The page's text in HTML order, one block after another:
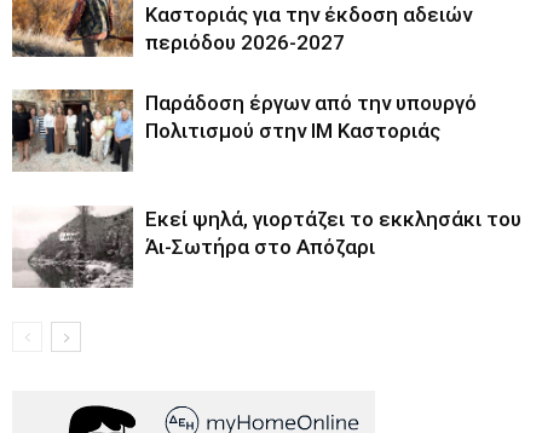
Καστοριάς για την έκδοση αδειών
περιόδου 2026-2027
Παράδοση έργων από την υπουργό
Πολιτισμού στην ΙΜ Καστοριάς
Εκεί ψηλά, γιορτάζει το εκκλησάκι του
Άι-Σωτήρα στο Απόζαρι